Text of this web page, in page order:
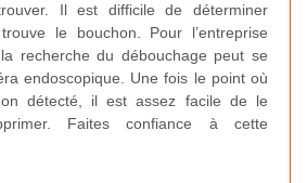
Il est difficile de déterminer
le bouchon. Pour l’entreprise
recherche du débouchage peut se
endoscopique. Une fois le point où
détecté, il est assez facile de le
Faites confiance à cette